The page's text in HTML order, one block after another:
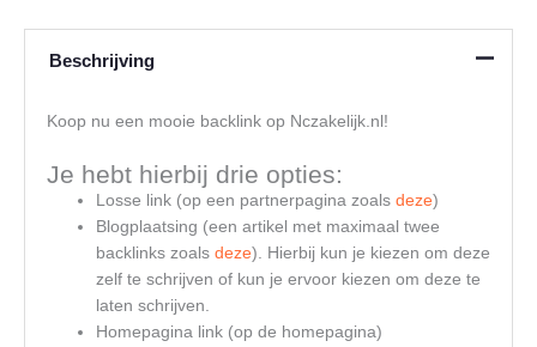
Beschrijving
Koop nu een mooie backlink op Nczakelijk.nl!
Je hebt hierbij drie opties:
Losse link (op een partnerpagina zoals deze)
Blogplaatsing (een artikel met maximaal twee
backlinks zoals deze). Hierbij kun je kiezen om deze
zelf te schrijven of kun je ervoor kiezen om deze te
laten schrijven.
Homepagina link (op de homepagina)